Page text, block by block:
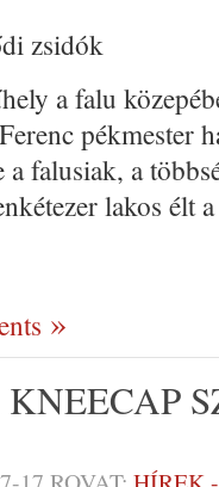
zsidók
a falu
pékmester
a falusiak, a
lakos élt